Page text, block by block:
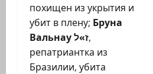
похищен из укрытия и
убит в плену; Бруна
Вальнауז»ל,
репатриантка из
Бразилии, убита